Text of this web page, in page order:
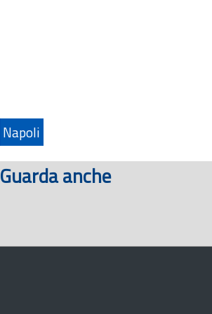
Napoli
Guarda anche